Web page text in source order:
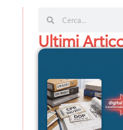
Ultimi